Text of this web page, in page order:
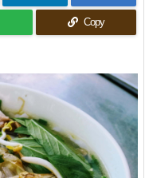
Copy